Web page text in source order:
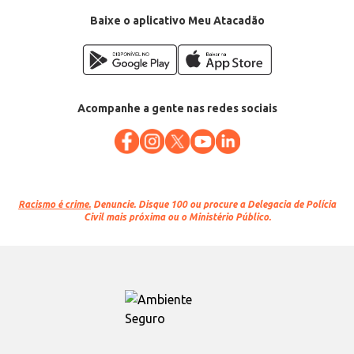
Baixe o aplicativo Meu Atacadão
Acompanhe a gente nas redes sociais
Racismo é crime. Denuncie. Disque 100 ou procure a Delegacia de Polícia
Civil mais próxima ou o Ministério Público.